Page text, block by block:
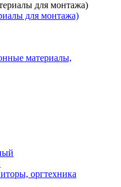
для монтажа)
материалы,
оргтехника